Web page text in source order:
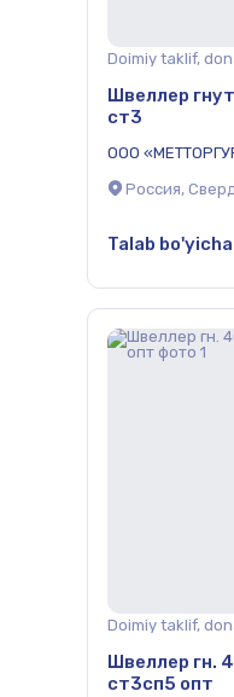
Doimiy taklif,
Швеллер
ст3
ООО
Россия,
Talab bo'yicha
Doimiy taklif,
Швеллер гн.
ст3сп5 опт